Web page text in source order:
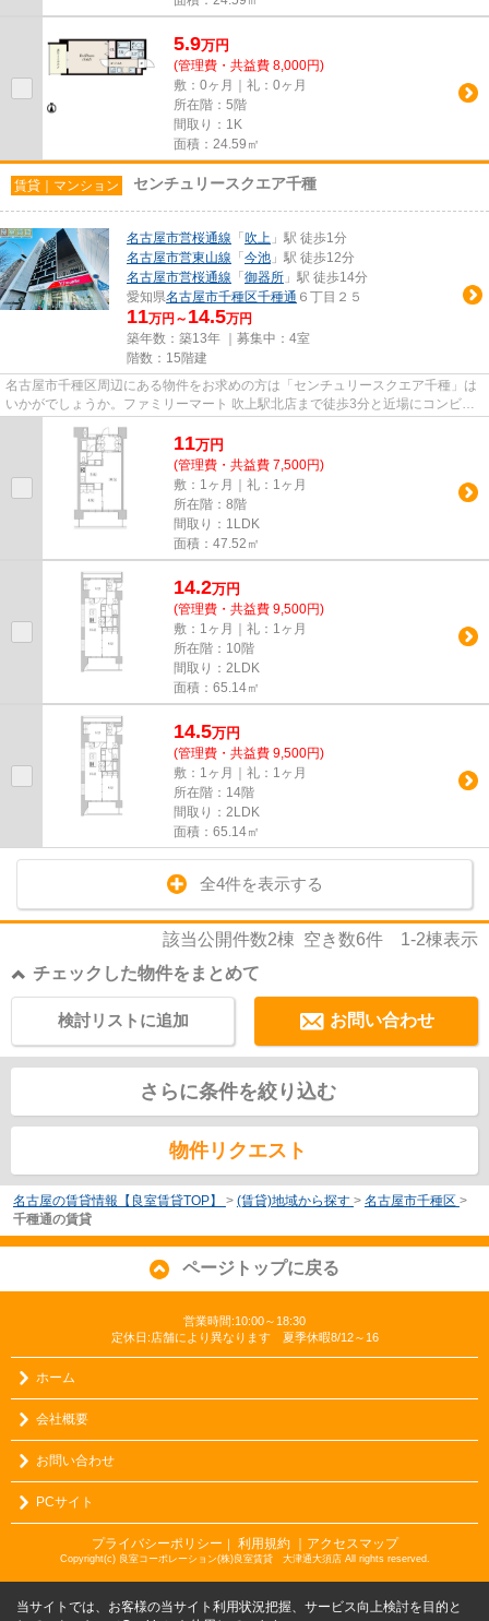
5.9万円
(管理費・共益費 8,000円)
敷：0ヶ月｜礼：0ヶ月
所在階：5階
間取り：1K
面積：24.59㎡
賃貸｜マンション センチュリースクエア千種
名古屋市営桜通線 「 吹上 」駅 徒歩1分
名古屋市営東山線 「 今池 」駅 徒歩12分
名古屋市営桜通線 「 御器所 」駅 徒歩14分
愛知県名古屋市千種区千種通 ６丁目２５
11万円～ 14.5万円
築年数：築13年 ｜募集中： 4室
階数：15階建
名古屋市千種区周辺にある物件をお求めの方は「センチュリースクエア千種」は
いかがでしょうか。ファミリーマート 吹上駅北店まで徒歩3分と近場にコンビニ
11万円
(管理費・共益費 7,500円)
敷：1ヶ月｜礼：1ヶ月
所在階：8階
間取り：1LDK
面積：47.52㎡
14.2万円
(管理費・共益費 9,500円)
敷：1ヶ月｜礼：1ヶ月
所在階：10階
間取り：2LDK
面積：65.14㎡
14.5万円
(管理費・共益費 9,500円)
敷：1ヶ月｜礼：1ヶ月
所在階：14階
間取り：2LDK
面積：65.14㎡
全4件を表示する
該当公開件数2棟 空き数6件 1-2棟表示
チェックした物件をまとめて
お問い合わせ
検討リストに追加
さらに条件を絞り込む
物件リクエスト
名古屋の賃貸情報【良室賃貸TOP】 > (賃貸)地域から探す > 名古屋市千種区 >
千種通の賃貸
ページトップに戻る
営業時間:10:00～18:30
定休日:店舗により異なります 夏季休暇8/12～16
ホーム
会社概要
お問い合わせ
PCサイト
プライバシーポリシー ｜ 利用規約 ｜アクセスマップ
Copyright(c) 良室コーポレーション(株)良室賃貸 大津通大須店 All rights reserved.
当サイトでは、お客様の当サイト利用状況把握、サービス向上検討を目的と